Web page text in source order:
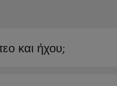
και ήχου;